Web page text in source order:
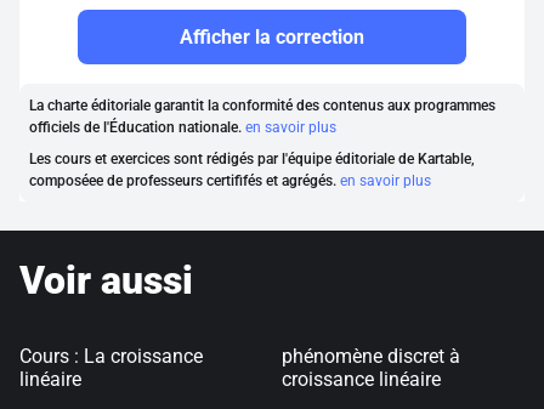
Afficher la correction
La charte éditoriale garantit la conformité des contenus aux programmes
officiels de l'Éducation nationale. en savoir plus
Les cours et exercices sont rédigés par l'équipe éditoriale de Kartable,
composéee de professeurs certififés et agrégés. en savoir plus
Voir aussi
Cours : La croissance
linéaire
phénomène discret à
croissance linéaire